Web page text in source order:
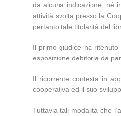
da alcuna indicazione, né
attività svolta presso la
pertanto tale titolarità del
Il primo giudice ha ritenuto
esposizione debitoria da
Il ricorrente contesta in
cooperativa ed il suo
Tuttavia tali modalità che